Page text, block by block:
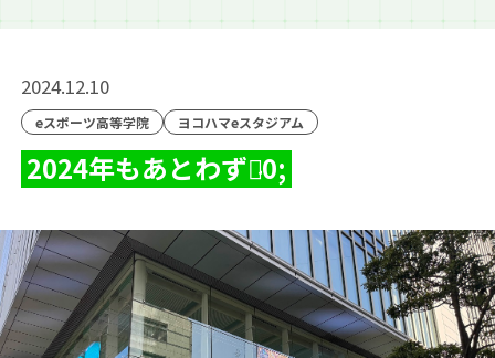
2024.12.10
eスポーツ高等学院 ヨコハマeスタジアム
2024年もあとわずか̷0;